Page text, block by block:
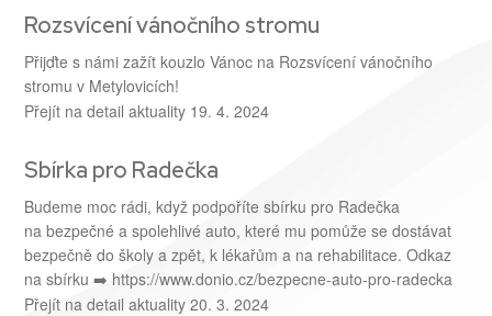
Rozsvícení vánočního stromu
Přijďte s námi zažít kouzlo Vánoc na Rozsvícení vánočního
stromu v Metylovicích!
Přejít na detail aktuality 19. 4. 2024
Sbírka pro Radečka
Budeme moc rádi, když podpoříte sbírku pro Radečka
na bezpečné a spolehlivé auto, které mu pomůže se dostávat
bezpečně do školy a zpět, k lékařům a na rehabilitace. Odkaz
na sbírku ➡️ https://www.donio.cz/bezpecne-auto-pro-radecka
Přejít na detail aktuality 20. 3. 2024